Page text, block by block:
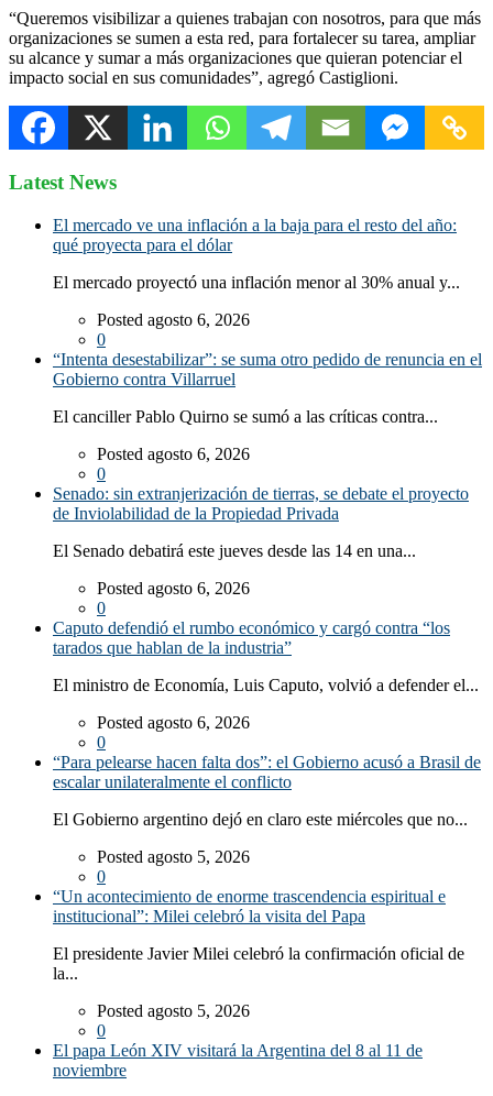
“Queremos visibilizar a quienes trabajan con nosotros, para que más
organizaciones se sumen a esta red, para fortalecer su tarea, ampliar
su alcance y sumar a más organizaciones que quieran potenciar el
impacto social en sus comunidades”, agregó Castiglioni.
Latest News
El mercado ve una inflación a la baja para el resto del año:
qué proyecta para el dólar
El mercado proyectó una inflación menor al 30% anual y...
Posted agosto 6, 2026
0
“Intenta desestabilizar”: se suma otro pedido de renuncia en el
Gobierno contra Villarruel
El canciller Pablo Quirno se sumó a las críticas contra...
Posted agosto 6, 2026
0
Senado: sin extranjerización de tierras, se debate el proyecto
de Inviolabilidad de la Propiedad Privada
El Senado debatirá este jueves desde las 14 en una...
Posted agosto 6, 2026
0
Caputo defendió el rumbo económico y cargó contra “los
tarados que hablan de la industria”
El ministro de Economía, Luis Caputo, volvió a defender el...
Posted agosto 6, 2026
0
“Para pelearse hacen falta dos”: el Gobierno acusó a Brasil de
escalar unilateralmente el conflicto
El Gobierno argentino dejó en claro este miércoles que no...
Posted agosto 5, 2026
0
“Un acontecimiento de enorme trascendencia espiritual e
institucional”: Milei celebró la visita del Papa
El presidente Javier Milei celebró la confirmación oficial de
la...
Posted agosto 5, 2026
0
El papa León XIV visitará la Argentina del 8 al 11 de
noviembre